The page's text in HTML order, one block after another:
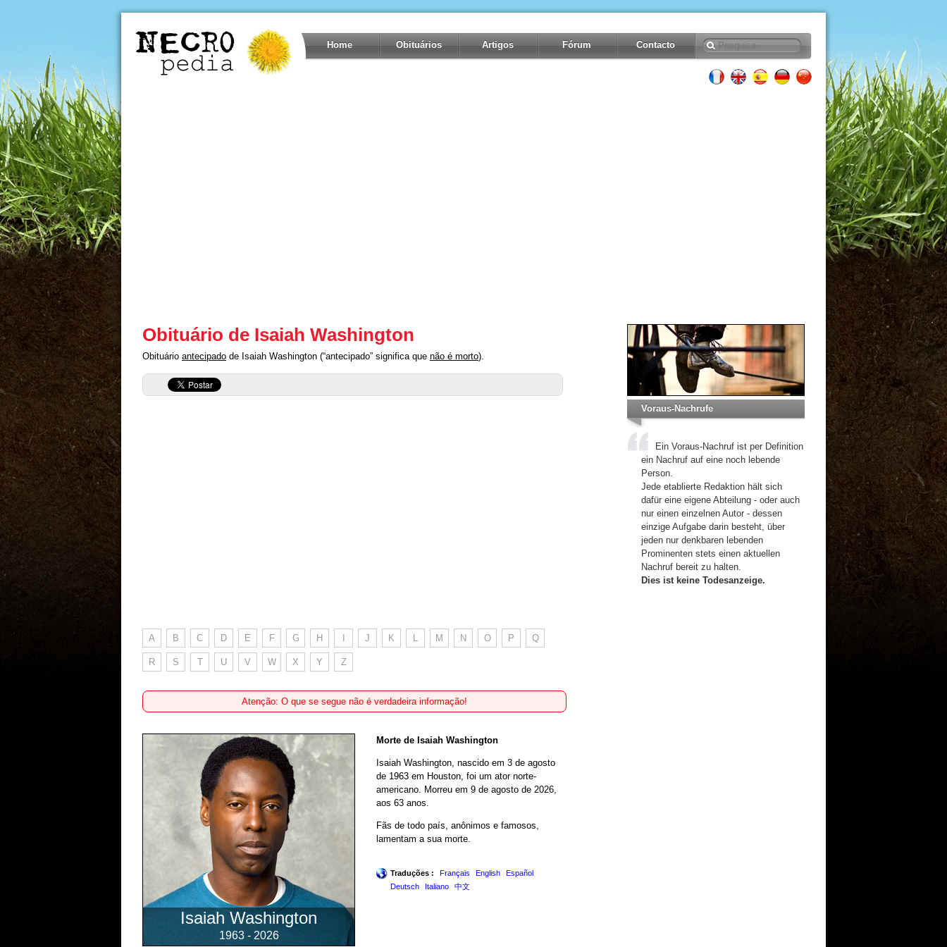
Home Obituários Artigos Fórum Contacto
Obituário de Isaiah Washington
Obituário antecipado de Isaiah Washington (“antecipado” significa que não é morto).
A B C D E F G H J K L M N O P Q
R S T U V W X Y Z
Atenção: O que se segue não é verdadeira informação!
Isaiah Washington
1963 - 2026
Morte de Isaiah Washington
Isaiah Washington, nascido em 3 de agosto
de 1963 em Houston, foi um ator norte-
americano. Morreu em 9 de agosto de 2026,
aos 63 anos.
Fãs de todo país, anônimos e famosos,
lamentam a sua morte.
Traduções : Français English
Español
Deutsch
Italiano 中文
Voraus-Nachrufe
Ein Voraus-Nachruf ist per Definition
ein Nachruf auf eine noch lebende
Person.
Jede etablierte Redaktion hält sich
dafür eine eigene Abteilung - oder auch
nur einen einzelnen Autor - dessen
einzige Aufgabe darin besteht, über
jeden nur denkbaren lebenden
Prominenten stets einen aktuellen
Nachruf bereit zu halten.
Dies ist keine Todesanzeige.